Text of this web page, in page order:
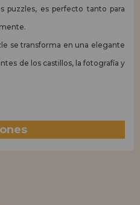
puzzles, es perfecto tanto para
se transforma en una elegante
de los castillos, la fotografía y